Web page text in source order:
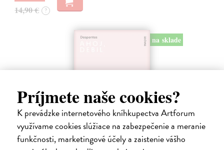
Príjmete naše cookies?
K prevádzke internetového kníhkupectva Artforum
využívame cookies slúžiace na zabezpečenie a meranie
funkčnosti, marketingové účely a zaistenie vášho
14,90 € ?
na sklade